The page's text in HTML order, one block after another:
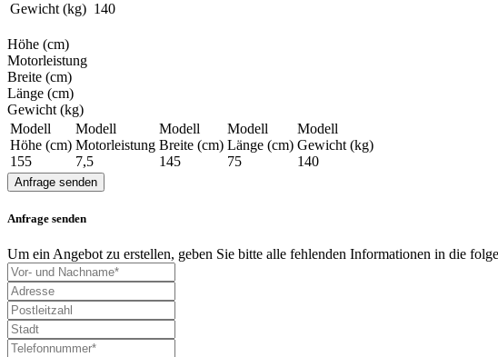
Gewicht (kg) 140
Höhe (cm)
Motorleistung
Breite (cm)
Länge (cm)
Gewicht (kg)
Modell
Höhe (cm)
155
Modell
Motorleistung
7,5
Modell
Breite (cm)
145
Modell
Länge (cm)
75
Modell
Gewicht (kg)
140
Anfrage senden
Anfrage senden
Um ein Angebot zu erstellen, geben Sie bitte alle fehlenden Informationen in die